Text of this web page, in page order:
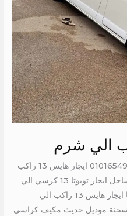
ايجار هايس 13 راكب الي شرم 01016549043 ايجار هايس 13 راكب
الي شرم ايجار هايس سياحي الي الساحل ايجار تويوتا 13 كرسي الي
الجونة ايجار هايس 13 راكب الي طابا ايجار هايس 13 راكب الي
13 كرسي الي السخنة موديل حديث مكيف كراسي